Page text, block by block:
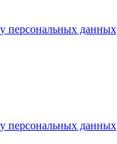
персональных данных
персональных данных